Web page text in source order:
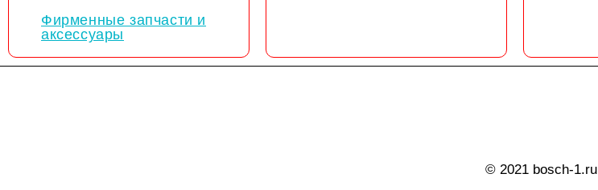
Фирменные запчасти и
аксессуары
© 2021 bosch-1.ru